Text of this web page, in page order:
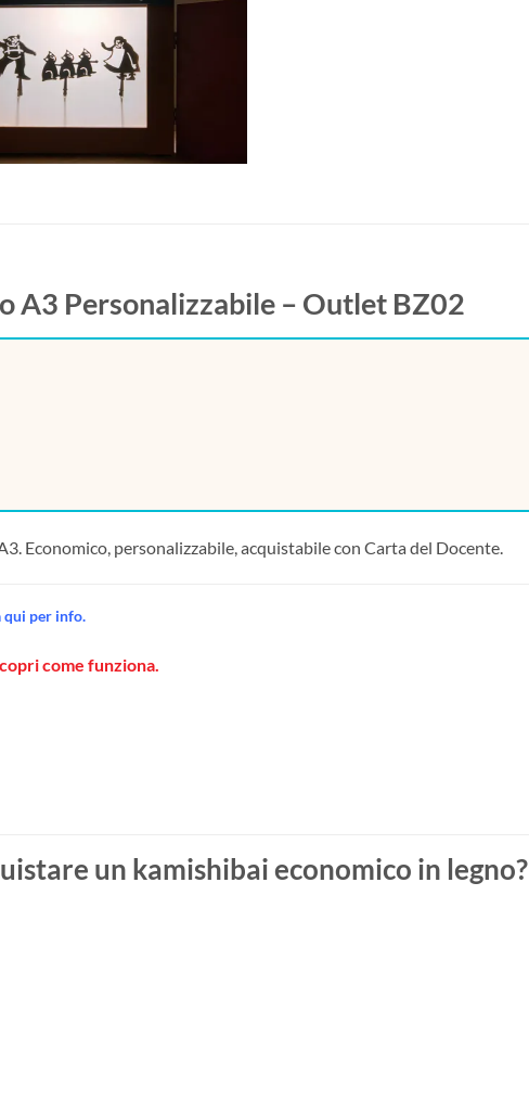
A3 Personalizzabile – Outlet BZ02
Economico, personalizzabile, acquistabile con Carta del Docente.
qui per info.
come funziona.
un kamishibai economico in legno?